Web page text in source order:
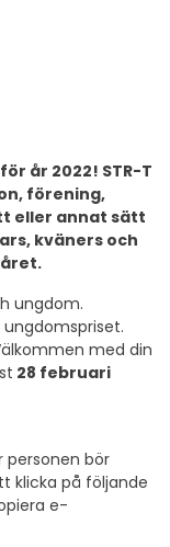
år 2022! STR-T
förening,
eller annat sätt
kväners och
ungdom.
med din
28 februari
personen bör
klicka på följande
e-